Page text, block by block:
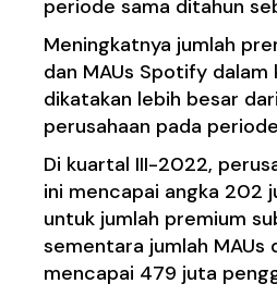
periode sama ditahun
Meningkatnya jumlah
dan MAUs Spotify
dikatakan lebih besar
perusahaan pada
Di kuartal III-2022,
ini mencapai angka 202
untuk jumlah premium
sementara jumlah MAUs
mencapai 479 juta